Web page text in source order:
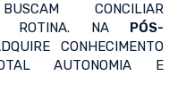
CONCILIAR
A ROTINA. NA PÓS-
CONHECIMENTO
AUTONOMIA E